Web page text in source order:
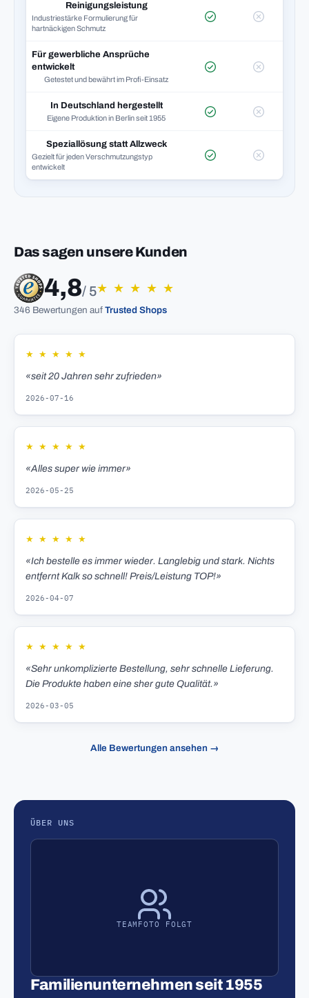
Reinigungsleistung
Industriestärke Formulierung für
hartnäckigen Schmutz
Für gewerbliche Ansprüche
entwickelt
Getestet und bewährt im Profi-Einsatz
In Deutschland hergestellt
Eigene Produktion in Berlin seit 1955
Speziallösung statt Allzweck
Gezielt für jeden Verschmutzungstyp
entwickelt
Das sagen unsere Kunden
4,8/ 5★ ★ ★ ★ ★
346 Bewertungen auf Trusted Shops
★ ★ ★ ★ ★
«seit 20 Jahren sehr zufrieden»
2026-07-16
★ ★ ★ ★ ★
«Alles super wie immer»
2026-05-25
★ ★ ★ ★ ★
«Ich bestelle es immer wieder. Langlebig und stark. Nichts
entfernt Kalk so schnell! Preis/Leistung TOP!»
2026-04-07
★ ★ ★ ★ ★
«Sehr unkomplizierte Bestellung, sehr schnelle Lieferung.
Die Produkte haben eine sher gute Qualität.»
2026-03-05
Alle Bewertungen ansehen →
ÜBER UNS
TEAMFOTO FOLGT
Familienunternehmen seit 1955